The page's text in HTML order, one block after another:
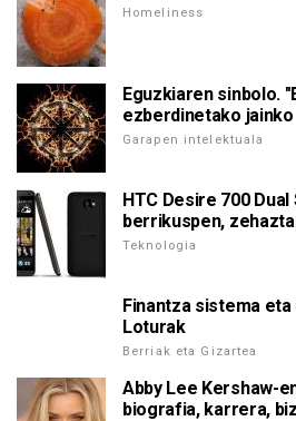
Homeliness
Eguzkiaren sinbolo.
ezberdinetako jainko
Garapen intelektuala
HTC Desire 700
berrikuspen,
Teknologia
Finantza sistema
Loturak
Berriak eta Gizartea
Abby Lee Kershaw-
biografia, karrera,